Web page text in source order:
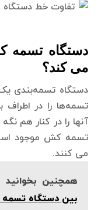
دستگاه تسمه
می کند؟
دستگاه تسمه‌بندی
تسمه‌ها را در
آنها را در کنار هم
تسمه کش موجود
می کنند.
همچنین بخوانید
بین دستگاه